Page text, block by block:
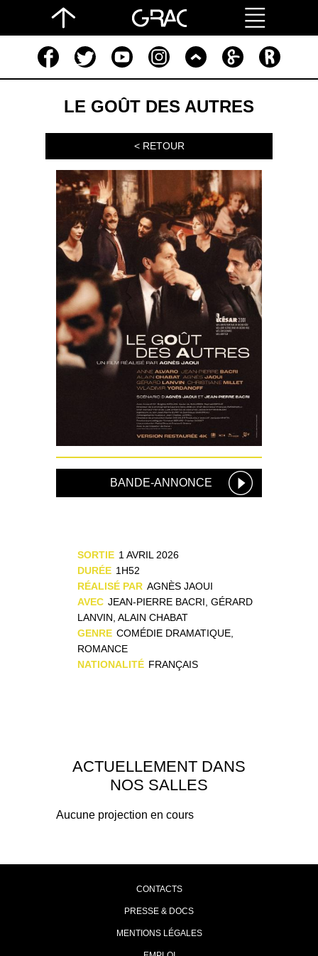
LE GOÛT DES AUTRES
< RETOUR
BANDE-ANNONCE
SORTIE 1 AVRIL 2026
DURÉE 1H52
RÉALISÉ PAR AGNÈS JAOUI
AVEC JEAN-PIERRE BACRI, GÉRARD
LANVIN, ALAIN CHABAT
GENRE COMÉDIE DRAMATIQUE,
ROMANCE
NATIONALITÉ FRANÇAIS
ACTUELLEMENT DANS
NOS SALLES
Aucune projection en cours
CONTACTS
PRESSE & DOCS
MENTIONS LÉGALES